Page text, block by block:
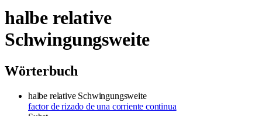
halbe relative
Schwingungsweite
Wörterbuch
halbe relative Schwingungsweite
factor de rizado de una corriente continua